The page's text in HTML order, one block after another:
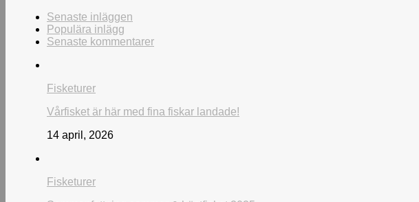
Senaste inläggen
Populära inlägg
Senaste kommentarer
Fisketurer
Vårfisket är här med fina fiskar landade!
14 april, 2026
Fisketurer